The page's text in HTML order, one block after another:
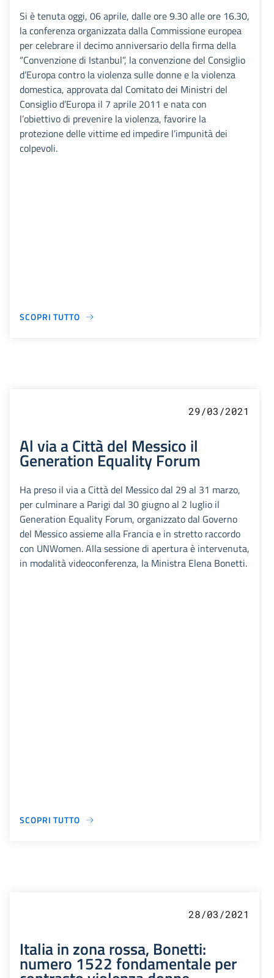
Si è tenuta oggi, 06 aprile, dalle ore 9.30 alle ore 16.30,
la conferenza organizzata dalla Commissione europea
per celebrare il decimo anniversario della firma della
“Convenzione di Istanbul”, la convenzione del Consiglio
d’Europa contro la violenza sulle donne e la violenza
domestica, approvata dal Comitato dei Ministri del
Consiglio d’Europa il 7 aprile 2011 e nata con
l’obiettivo di prevenire la violenza, favorire la
protezione delle vittime ed impedire l’impunità dei
colpevoli.
SCOPRI TUTTO
29/03/2021
Al via a Città del Messico il
Generation Equality Forum
Ha preso il via a Città del Messico dal 29 al 31 marzo,
per culminare a Parigi dal 30 giugno al 2 luglio il
Generation Equality Forum, organizzato dal Governo
del Messico assieme alla Francia e in stretto raccordo
con UNWomen. Alla sessione di apertura è intervenuta,
in modalità videoconferenza, la Ministra Elena Bonetti.
SCOPRI TUTTO
28/03/2021
Italia in zona rossa, Bonetti:
numero 1522 fondamentale per